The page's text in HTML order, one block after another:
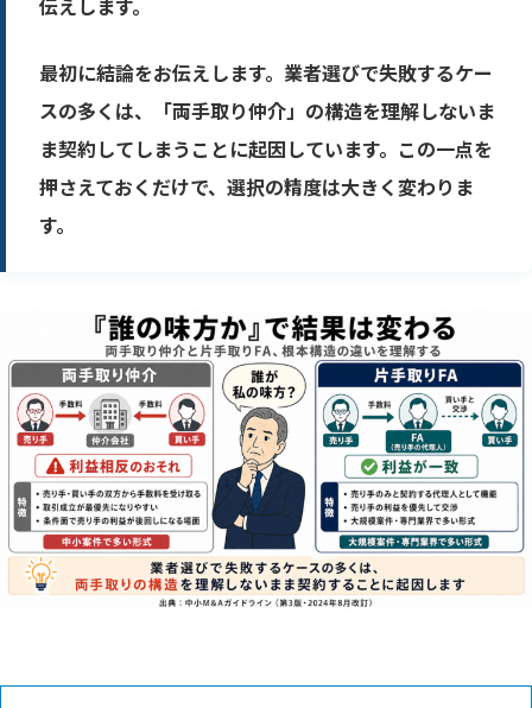
伝えします。
最初に結論をお伝えします。業者選びで失敗するケー
スの多くは、「両手取り仲介」の構造を理解しないま
ま契約してしまうことに起因しています。この一点を
押さえておくだけで、選択の精度は大きく変わりま
す。